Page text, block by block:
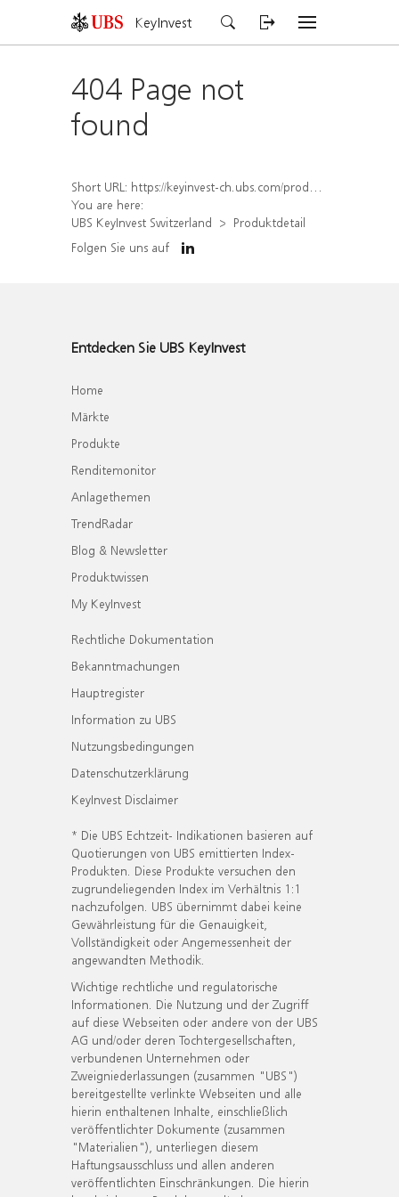
KeyInvest
404 Page not
found
Short URL: https://keyinvest-ch.ubs.com/produkt/detail/index/isin/CH1574366568
You are here:
UBS KeyInvest Switzerland
Produktdetail
Folgen Sie uns auf
Entdecken Sie UBS KeyInvest
Home
Märkte
Produkte
Renditemonitor
Anlagethemen
TrendRadar
Blog & Newsletter
Produktwissen
My KeyInvest
Rechtliche Dokumentation
Bekanntmachungen
Hauptregister
Information zu UBS
Nutzungsbedingungen
Datenschutzerklärung
KeyInvest Disclaimer
* Die UBS Echtzeit- Indikationen basieren auf
Quotierungen von UBS emittierten Index-
Produkten. Diese Produkte versuchen den
zugrundeliegenden Index im Verhältnis 1:1
nachzufolgen. UBS übernimmt dabei keine
Gewährleistung für die Genauigkeit,
Vollständigkeit oder Angemessenheit der
angewandten Methodik.
Wichtige rechtliche und regulatorische
Informationen. Die Nutzung und der Zugriff
auf diese Webseiten oder andere von der UBS
AG und/oder deren Tochtergesellschaften,
verbundenen Unternehmen oder
Zweigniederlassungen (zusammen "UBS")
bereitgestellte verlinkte Webseiten und alle
hierin enthaltenen Inhalte, einschließlich
veröffentlichter Dokumente (zusammen
"Materialien"), unterliegen diesem
Haftungsausschluss und allen anderen
veröffentlichten Einschränkungen. Die hierin